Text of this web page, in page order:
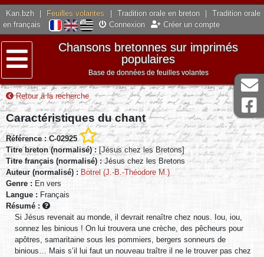
Kan.bzh Feuilles volantes Tradition orale en breton
Tradition orale
en français
Connexion Créer un compte
Menu
Chansons bretonnes sur imprimés
populaires
Base de données de feuilles volantes
Retour à la recherche
Caractéristiques du chant
Référence : C-02925
Titre breton (normalisé) :[Jésus chez les Bretons]
Titre français (normalisé) :Jésus chez les Bretons
Auteur (normalisé) : Botrel (J.-B.-Théodore M.)
Genre : En vers
Langue : Français
Résumé :
Si Jésus revenait au monde, il devrait renaître chez nous. Iou, iou,
sonnez les binious ! On lui trouvera une crèche, des pêcheurs pour
apôtres, samaritaine sous les pommiers, bergers sonneurs de
binious… Mais s’il lui faut un nouveau traître il ne le trouver pas chez